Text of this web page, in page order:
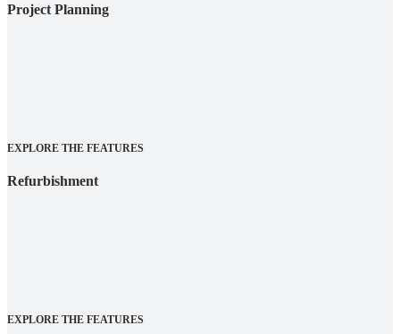
Project Planning
EXPLORE THE FEATURES
Refurbishment
EXPLORE THE FEATURES